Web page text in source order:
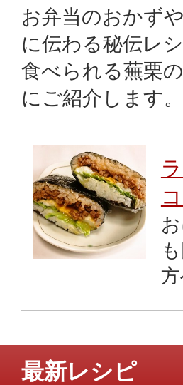
お弁当のおかず
に伝わる秘伝レ
食べられる蕪栗
にご紹介します。
最新レシピ